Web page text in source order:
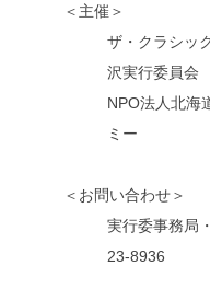
＜主催＞
ザ・クラシッ
沢実行委員会
NPO法人北海
ミー
＜お問い合わせ＞
実行委事務局
23-8936